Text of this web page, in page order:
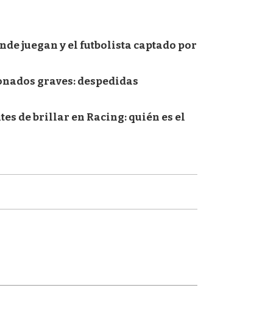
juegan y el futbolista captado por
graves: despedidas
de brillar en Racing: quién es el